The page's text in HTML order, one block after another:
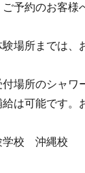
ご予約のお客
験場所までは
付場所のシャワ
給は可能です。
学校 沖縄校